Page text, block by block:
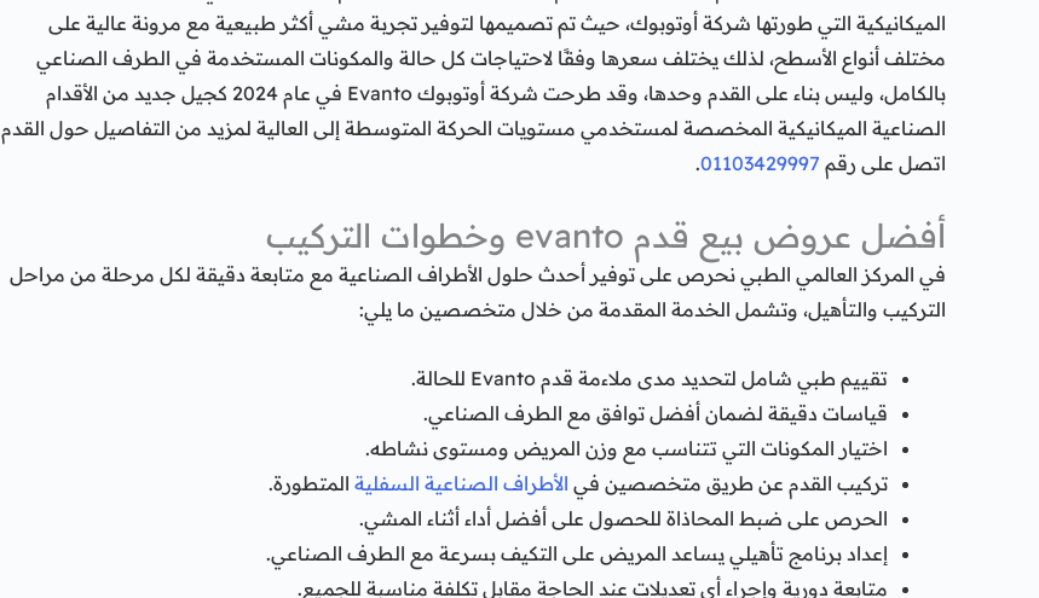
الميكانيكية التي طورتها شركة أوتوبوك، حيث تم تصميمها لتوفير تجربة مشي أكثر طبيعية مع مرونة عالية على
مختلف أنواع الأسطح، لذلك يختلف سعرها وفقًا لاحتياجات كل حالة والمكونات المستخدمة في الطرف الصناعي
بالكامل، وليس بناء على القدم وحدها، وقد طرحت شركة أوتوبوك Evanto في عام 2024 كجيل جديد من الأقدام
الصناعية الميكانيكية المخصصة لمستخدمي مستويات الحركة المتوسطة إلى العالية لمزيد من التفاصيل حول القدم
اتصل على رقم 01103429997
.
أفضل عروض بيع قدم evanto وخطوات التركيب
في المركز العالمي الطبي نحرص على توفير أحدث حلول الأطراف الصناعية مع متابعة دقيقة لكل مرحلة من مراحل
التركيب والتأهيل، وتشمل الخدمة المقدمة من خلال متخصصين ما يلي:
تقييم طبي شامل لتحديد مدى ملاءمة قدم Evanto للحالة.
قياسات دقيقة لضمان أفضل توافق مع الطرف الصناعي.
اختيار المكونات التي تتناسب مع وزن المريض ومستوى نشاطه.
تركيب القدم عن طريق متخصصين في الأطراف الصناعية السفلية المتطورة.
الحرص على ضبط المحاذاة للحصول على أفضل أداء أثناء المشي.
إعداد برنامج تأهيلي يساعد المريض على التكيف بسرعة مع الطرف الصناعي.
متابعة دورية وإجراء أي تعديلات عند الحاجة مقابل تكلفة مناسبة للجميع.